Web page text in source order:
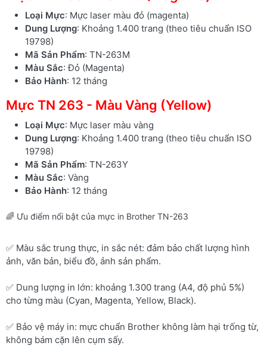
Loại Mực: Mực laser màu đỏ (magenta)
Dung Lượng: Khoảng 1.400 trang (theo tiêu chuẩn ISO
19798)
Mã Sản Phẩm: TN-263M
Màu Sắc: Đỏ (Magenta)
Bảo Hành: 12 tháng
Mực TN 263 - Màu Vàng (Yellow)
Loại Mực: Mực laser màu vàng
Dung Lượng: Khoảng 1.400 trang (theo tiêu chuẩn ISO
19798)
Mã Sản Phẩm: TN-263Y
Màu Sắc: Vàng
Bảo Hành: 12 tháng
🌈 Ưu điểm nổi bật của mực in Brother TN-263
✅ Màu sắc trung thực, in sắc nét: đảm bảo chất lượng hình
ảnh, văn bản, biểu đồ, ảnh sản phẩm.
✅ Dung lượng in lớn: khoảng 1.300 trang (A4, độ phủ 5%)
cho từng màu (Cyan, Magenta, Yellow, Black).
✅ Bảo vệ máy in: mực chuẩn Brother không làm hại trống từ,
không bám cặn lên cụm sấy.